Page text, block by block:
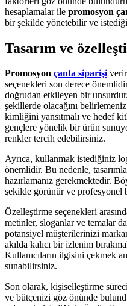
hesaplamalar ile promosyon
bir şekilde yönetebilir ve
Tasarım ve
Promosyon çanta siparişi
seçenekleri son derece
doğrudan etkileyen bir
şekillerde olacağını
kimliğini yansıtmalı ve hedef
gençlere yönelik bir ürün
renkler tercih edebilirsiniz.
Ayrıca, kullanmak istediğiniz
önemlidir. Bu nedenle,
hazırlamanız gerekmektedir.
şekilde görünür ve profesyonel
Özelleştirme seçenekleri
metinler, sloganlar ve temalar
potansiyel müşterilerinizi
akılda kalıcı bir izlenim
Kullanıcıların ilgisini çekmek
sunabilirsiniz.
Son olarak, kişiselleştirme
ve bütçenizi göz önünde